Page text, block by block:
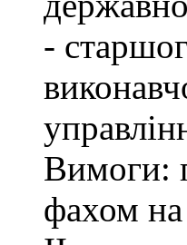
-
Вимоги:
фахом на